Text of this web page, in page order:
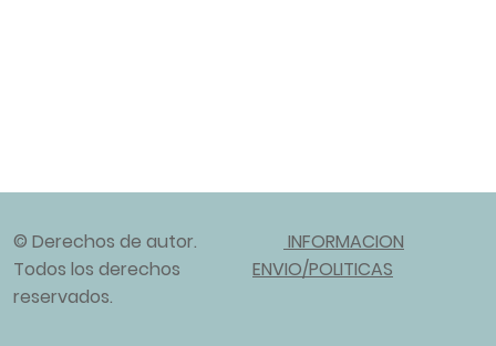
© Derechos de autor.
Todos los derechos
reservados.
INFORMACION
ENVIO/POLITICAS